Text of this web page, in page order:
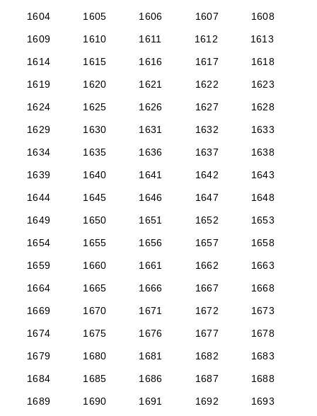
1604
1605 1606 1607
1608
1609
1610 1611 1612
1613
1614
1615 1616 1617
1618
1619
1620 1621 1622
1623
1624
1625 1626 1627
1628
1629
1630 1631 1632
1633
1634
1635 1636 1637
1638
1639
1640 1641 1642
1643
1644
1645 1646 1647
1648
1649
1650 1651 1652
1653
1654
1655 1656 1657
1658
1659
1660 1661 1662
1663
1664
1665 1666 1667
1668
1669
1670 1671 1672
1673
1674
1675 1676 1677
1678
1679
1680 1681 1682
1683
1684
1685 1686 1687
1688
1689
1690 1691 1692
1693